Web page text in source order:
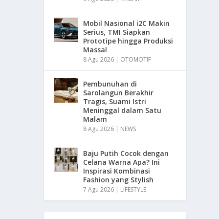
Mobil Nasional i2C Makin
Serius, TMI Siapkan
Prototipe hingga Produksi
Massal
8 Agu 2026 | OTOMOTIF
Pembunuhan di
Sarolangun Berakhir
Tragis, Suami Istri
Meninggal dalam Satu
Malam
8 Agu 2026 | NEWS
Baju Putih Cocok dengan
Celana Warna Apa? Ini
Inspirasi Kombinasi
Fashion yang Stylish
7 Agu 2026 | LIFESTYLE